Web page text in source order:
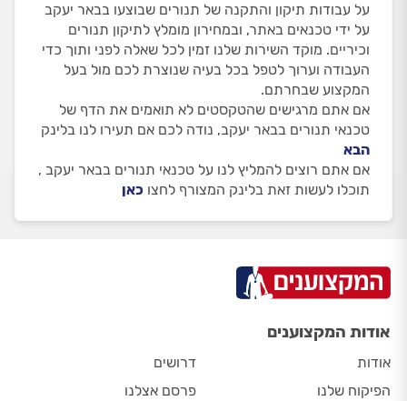
על עבודות תיקון והתקנה של תנורים שבוצעו בבאר יעקב
על ידי טכנאים באתר, ובמחירון מומלץ לתיקון תנורים
וכיריים. מוקד השירות שלנו זמין לכל שאלה לפני ותוך כדי
העבודה וערוך לטפל בכל בעיה שנוצרת לכם מול בעל
המקצוע שבחרתם.
אם אתם מרגישים שהטקסטים לא תואמים את הדף של
טכנאי תנורים בבאר יעקב, נודה לכם אם תעירו לנו בלינק
הבא
אם אתם רוצים להמליץ לנו על טכנאי תנורים בבאר יעקב ,
תוכלו לעשות זאת בלינק המצורף לחצו כאן
אודות המקצוענים
אודות
הפיקוח שלנו
דרושים
פרסם אצלנו